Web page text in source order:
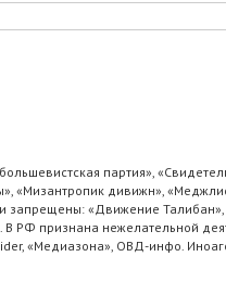
партия»,
«Мизантропик дивижн»,
и запрещены: «Движение
В РФ признана нежелательной
«Медиазона», ОВД-инфо.